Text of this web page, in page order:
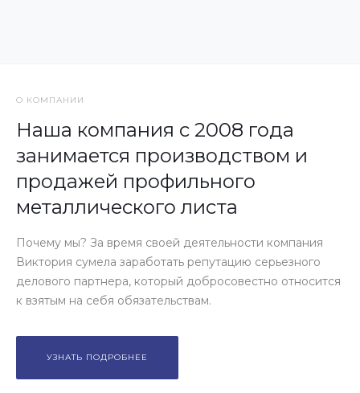
О КОМПАНИИ
Наша компания с 2008 года
занимается производством и
продажей профильного
металлического листа
Почему мы? За время своей деятельности компания
Виктория сумела заработать репутацию серьезного
делового партнера, который добросовестно относится
к взятым на себя обязательствам.
УЗНАТЬ ПОДРОБНЕЕ